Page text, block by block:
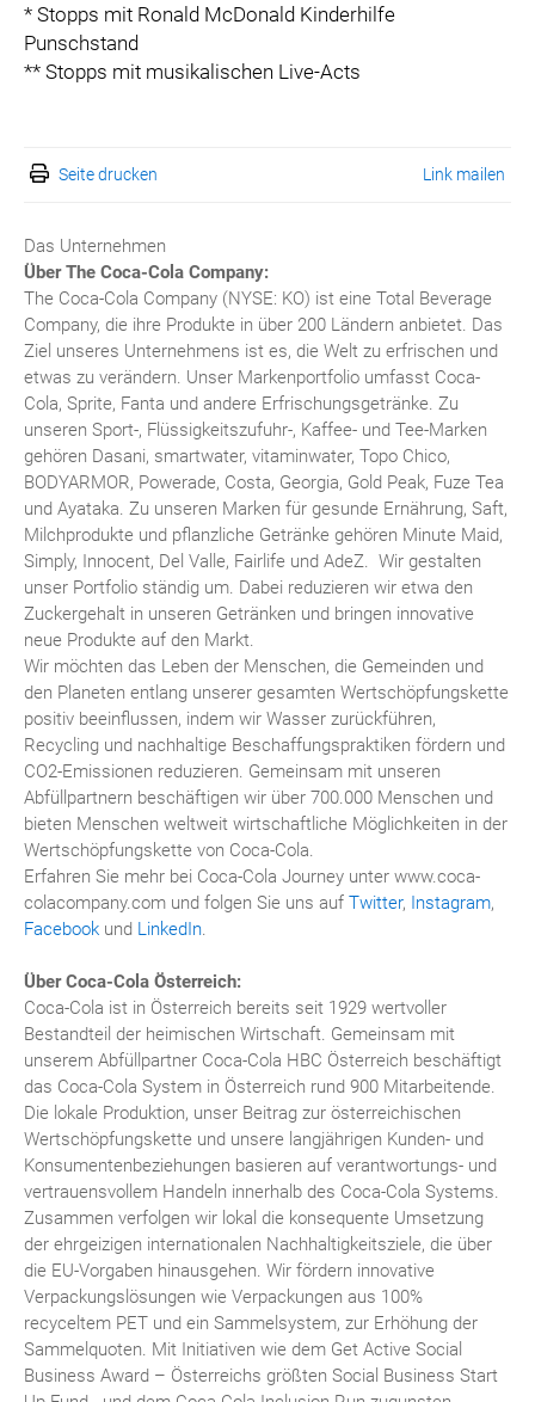
* Stopps mit Ronald McDonald Kinderhilfe
Punschstand
** Stopps mit musikalischen Live-Acts
Seite drucken Link mailen
Das Unternehmen
Über The Coca-Cola Company:
The Coca-Cola Company (NYSE: KO) ist eine Total Beverage
Company, die ihre Produkte in über 200 Ländern anbietet. Das
Ziel unseres Unternehmens ist es, die Welt zu erfrischen und
etwas zu verändern. Unser Markenportfolio umfasst Coca-
Cola, Sprite, Fanta und andere Erfrischungsgetränke. Zu
unseren Sport-, Flüssigkeitszufuhr-, Kaffee- und Tee-Marken
gehören Dasani, smartwater, vitaminwater, Topo Chico,
BODYARMOR, Powerade, Costa, Georgia, Gold Peak, Fuze Tea
und Ayataka. Zu unseren Marken für gesunde Ernährung, Saft,
Milchprodukte und pflanzliche Getränke gehören Minute Maid,
Simply, Innocent, Del Valle, Fairlife und AdeZ. Wir gestalten
unser Portfolio ständig um. Dabei reduzieren wir etwa den
Zuckergehalt in unseren Getränken und bringen innovative
neue Produkte auf den Markt.
Wir möchten das Leben der Menschen, die Gemeinden und
den Planeten entlang unserer gesamten Wertschöpfungskette
positiv beeinflussen, indem wir Wasser zurückführen,
Recycling und nachhaltige Beschaffungspraktiken fördern und
CO2-Emissionen reduzieren. Gemeinsam mit unseren
Abfüllpartnern beschäftigen wir über 700.000 Menschen und
bieten Menschen weltweit wirtschaftliche Möglichkeiten in der
Wertschöpfungskette von Coca-Cola.
Erfahren Sie mehr bei Coca-Cola Journey unter www.coca-
colacompany.com und folgen Sie uns auf Twitter, Instagram,
Facebook und LinkedIn.
Über Coca-Cola Österreich:
Coca-Cola ist in Österreich bereits seit 1929 wertvoller
Bestandteil der heimischen Wirtschaft. Gemeinsam mit
unserem Abfüllpartner Coca-Cola HBC Österreich beschäftigt
das Coca-Cola System in Österreich rund 900 Mitarbeitende.
Die lokale Produktion, unser Beitrag zur österreichischen
Wertschöpfungskette und unsere langjährigen Kunden- und
Konsumentenbeziehungen basieren auf verantwortungs- und
vertrauensvollem Handeln innerhalb des Coca-Cola Systems.
Zusammen verfolgen wir lokal die konsequente Umsetzung
der ehrgeizigen internationalen Nachhaltigkeitsziele, die über
die EU-Vorgaben hinausgehen. Wir fördern innovative
Verpackungslösungen wie Verpackungen aus 100%
recyceltem PET und ein Sammelsystem, zur Erhöhung der
Sammelquoten. Mit Initiativen wie dem Get Active Social
Business Award – Österreichs größten Social Business Start